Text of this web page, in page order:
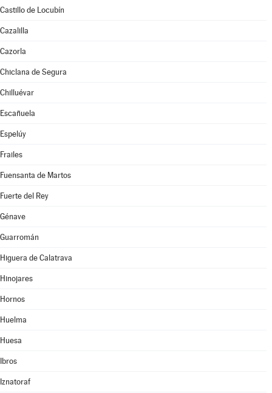
Castillo de Locubín
Cazalilla
Cazorla
Chiclana de Segura
Chilluévar
Escañuela
Espelúy
Frailes
Fuensanta de Martos
Fuerte del Rey
Génave
Guarromán
Higuera de Calatrava
Hinojares
Hornos
Huelma
Huesa
Ibros
Iznatoraf